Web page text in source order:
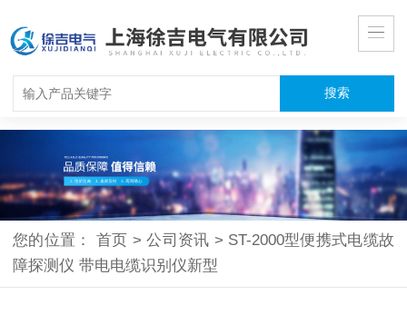
您的位置：首页 > 公司资讯 > ST-2000型便携式电缆故
障探测仪 带电电缆识别仪新型